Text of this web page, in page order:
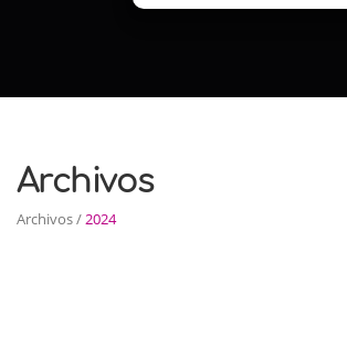
Archivos
Archivos /2024